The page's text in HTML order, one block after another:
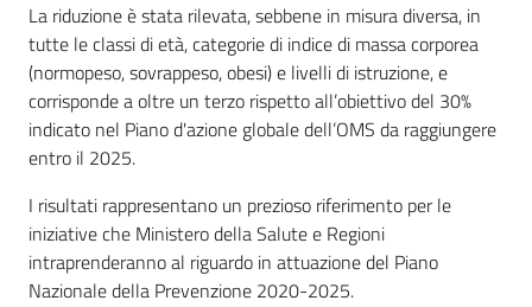
La riduzione è stata rilevata, sebbene in misura diversa, in
tutte le classi di età, categorie di indice di massa corporea
(normopeso, sovrappeso, obesi) e livelli di istruzione, e
corrisponde a oltre un terzo rispetto all’obiettivo del 30%
indicato nel Piano d'azione globale dell’OMS da raggiungere
entro il 2025.
I risultati rappresentano un prezioso riferimento per le
iniziative che Ministero della Salute e Regioni
intraprenderanno al riguardo in attuazione del Piano
Nazionale della Prevenzione 2020-2025.